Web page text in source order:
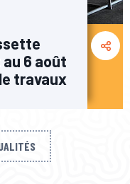
6 août
travaux